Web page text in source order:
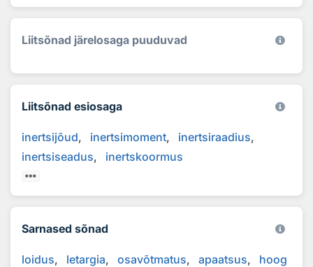
Liitsõnad järelosaga puuduvad
Liitsõnad esiosaga
inertsijõud inertsimoment
inertsiraadius
inertsiseadus
inertskoormus
Sarnased sõnad
loidus letargia osavõtmatus apaatsus hoog